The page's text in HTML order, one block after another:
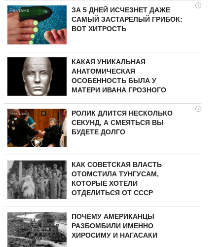
i
ЗА 5 ДНЕЙ ИСЧЕЗНЕТ ДАЖЕ
САМЫЙ ЗАСТАРЕЛЫЙ ГРИБОК:
ВОТ ХИТРОСТЬ
КАКАЯ УНИКАЛЬНАЯ
АНАТОМИЧЕСКАЯ
ОСОБЕННОСТЬ БЫЛА У
МАТЕРИ ИВАНА ГРОЗНОГО
i
РОЛИК ДЛИТСЯ НЕСКОЛЬКО
СЕКУНД, А СМЕЯТЬСЯ ВЫ
БУДЕТЕ ДОЛГО
КАК СОВЕТСКАЯ ВЛАСТЬ
ОТОМСТИЛА ТУНГУCAМ,
КОТОРЫЕ ХОТЕЛИ
ОТДЕЛИТЬСЯ ОТ СССР
ПОЧЕМУ АМЕРИКАНЦЫ
РАЗБОМБИЛИ ИМЕННО
ХИРОСИМУ И НАГАСАКИ